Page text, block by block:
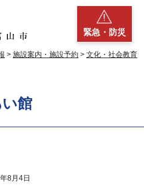
緊急・防災
> 施設案内・施設予約 > 文化・社会教育
館
8月4日